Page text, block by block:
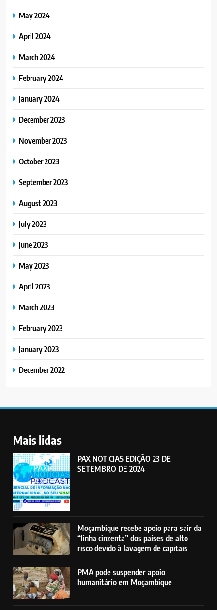
May 2024
April 2024
March 2024
February 2024
January 2024
December 2023
November 2023
October 2023
September 2023
August 2023
July 2023
June 2023
May 2023
April 2023
March 2023
February 2023
January 2023
December 2022
Mais lidas
PAX NOTICIAS EDIÇÃO 23 DE
SETEMBRO DE 2024
Moçambique recebe apoio para sair da
“linha cinzenta” dos países de alto
risco devido à lavagem de capitais
PMA pode suspender apoio
humanitário em Moçambique